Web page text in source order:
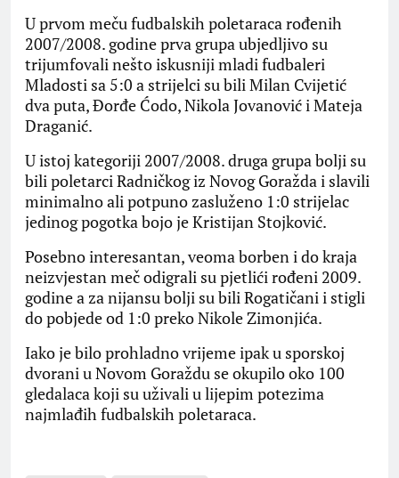
U prvom meču fudbalskih poletaraca rođenih
2007/2008. godine prva grupa ubjedljivo su
trijumfovali nešto iskusniji mladi fudbaleri
Mladosti sa 5:0 a strijelci su bili Milan Cvijetić
dva puta, Đorđe Ćodo, Nikola Jovanović i Mateja
Draganić.
U istoj kategoriji 2007/2008. druga grupa bolji su
bili poletarci Radničkog iz Novog Goražda i slavili
minimalno ali potpuno zasluženo 1:0 strijelac
jedinog pogotka bojo je Kristijan Stojković.
Posebno interesantan, veoma borben i do kraja
neizvjestan meč odigrali su pjetlići rođeni 2009.
godine a za nijansu bolji su bili Rogatičani i stigli
do pobjede od 1:0 preko Nikole Zimonjića.
Iako je bilo prohladno vrijeme ipak u sporskoj
dvorani u Novom Goraždu se okupilo oko 100
gledalaca koji su uživali u lijepim potezima
najmlađih fudbalskih poletaraca.